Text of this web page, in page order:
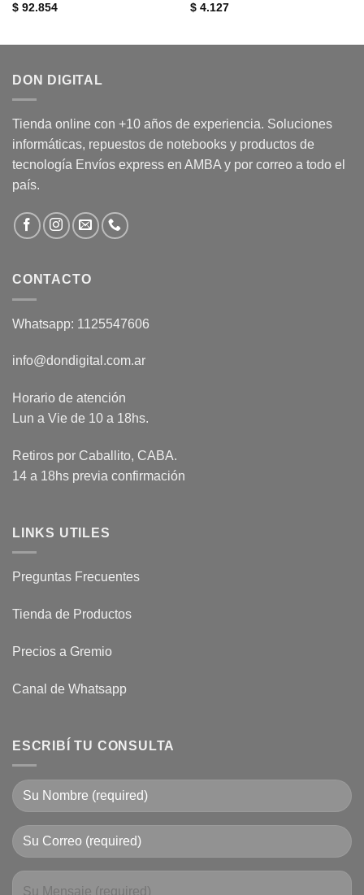
$92.854
$4.127
DON DIGITAL
Tienda online con +10 años de experiencia. Soluciones
informáticas, repuestos de notebooks y productos de
tecnología Envíos express en AMBA y por correo a todo el
país.
CONTACTO
Whatsapp: 1125547606
info@dondigital.com.ar
Horario de atención
Lun a Vie de 10 a 18hs.
Retiros por Caballito, CABA.
14 a 18hs previa confirmación
LINKS UTILES
Preguntas Frecuentes
Tienda de Productos
Precios a Gremio
Canal de Whatsapp
ESCRIBÍ TU CONSULTA